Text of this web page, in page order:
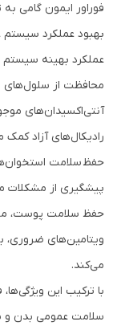
فوراور ایمون گامی
بهبود عملکرد
عملکرد بهینه
محافظت از سلول‌های
آنتی‌اکسیدان‌های
رادیکال‌های آزاد کمک
حفظ سلامت
پیشگیری از مشکلات
حفظ سلامت پوست، مو
ویتامین‌های
می‌کند.
با ترکیب این
سلامت عمومی بدن و